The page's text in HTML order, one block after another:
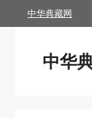
至
中华典藏网
中华